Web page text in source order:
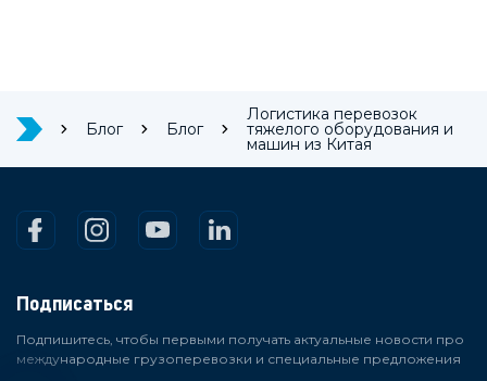
Блог Блог
Логистика перевозок
тяжелого оборудования и
машин из Китая
Подписаться
Подпишитесь, чтобы первыми получать актуальные новости про
международные грузоперевозки и специальные предложения